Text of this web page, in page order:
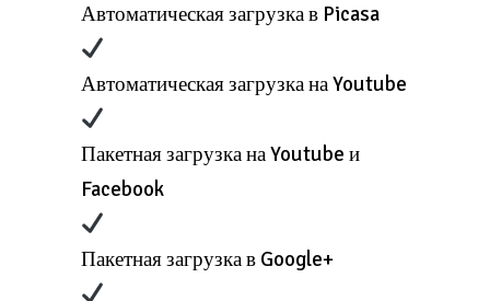
Автоматическая загрузка в Picasa
Автоматическая загрузка на Youtube
Пакетная загрузка на Youtube и
Facebook
Пакетная загрузка в Google+